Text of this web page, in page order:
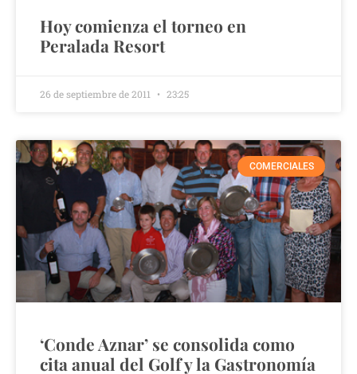
Hoy comienza el torneo en
Peralada Resort
26 de septiembre de 2011 23:25
COMERCIALES
‘Conde Aznar’ se consolida como
cita anual del Golf y la Gastronomía